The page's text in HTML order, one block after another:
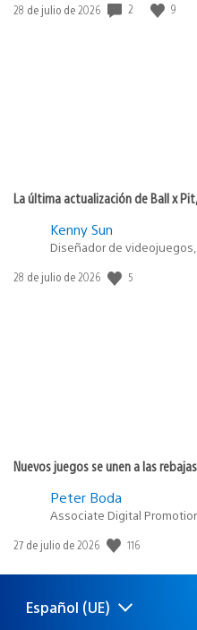
Fecha
28 de julio de 2026 2 9
La última actualización de Ball x
Kenny Sun
Diseñador de
Fecha
28 de julio de 2026 5
Nuevos juegos se unen a las
Peter Boda
Associate Digital
Fecha
publicación:
27 de julio de 2026 116
Selecciona
Región
Español (UE)